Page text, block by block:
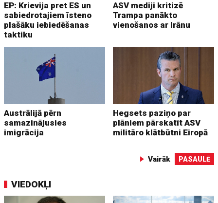
EP: Krievija pret ES un
sabiedrotajiem īsteno
plašāku iebiedēšanas
taktiku
ASV mediji kritizē
Trampa panākto
vienošanos ar Irānu
Austrālijā pērn
samazinājusies
imigrācija
Hegsets paziņo par
plāniem pārskatīt ASV
militāro klātbūtni Eiropā
Vairāk PASAULĒ
VIEDOKĻI